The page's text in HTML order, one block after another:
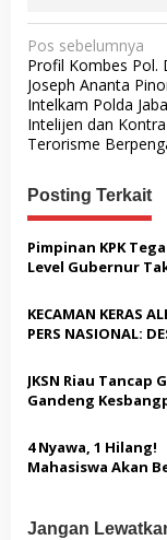
N
a
v
i
a
s
i
o
Pos sebelumnya
Profil Kombes Pol.
Joseph Ananta
Intelkam Polda
Intelijen dan
Terorisme
Posting Terkait
Pimpinan KPK
Level Gubernur
Cukup, Bukan
KECAMAN KERAS
PERS NASIONAL:
TERHADAP
USUT TUNTAS
PUNGLI BERJAMAAH
KEPALA DINAS
JKSN Riau Tancap
Gandeng
Kebangsaan dan
Beragama
4 Nyawa, 1 Hilang!
Mahasiswa Akan
Jangan